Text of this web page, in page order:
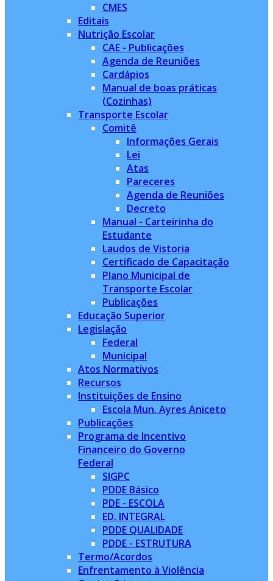
CMES
Editais
Nutrição Escolar
CAE - Publicações
Agenda de Reuniões
Cardápios
Manual de boas práticas
(Cozinhas)
Transporte Escolar
Comitê
Informações Gerais
Lei
Atas
Pareceres
Agenda de Reuniões
Decreto
Manual - Carteirinha do
Estudante
Laudos de Vistoria
Certificado de Capacitação
Plano Municipal de
Transporte Escolar
Publicações
Educação Superior
Legislação
Federal
Municipal
Atos Normativos
Recursos
Instituições de Ensino
Escola Mun. Ayres Aniceto
Publicações
Programa de Incentivo
Financeiro do Governo
Federal
SIGPC
PDDE Básico
PDE - ESCOLA
ED. INTEGRAL
PDDE QUALIDADE
PDDE - ESTRUTURA
Termo/Acordos
Enfrentamento à Violência